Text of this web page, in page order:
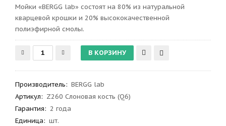
Мойки «BERGG lab» состоят на 80% из натуральной
кварцевой крошки и 20% высококачественной
полиэфирной смолы.
Производитель: BERGG lab
Артикул: Z260 Слоновая кость (Q6)
Гарантия: 2 года
Единица: шт.